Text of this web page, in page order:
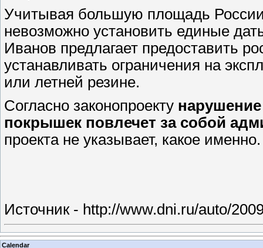
Учитывая большую площадь России
невозможно установить единые
Иванов предлагает предоставить
устанавливать ограничения на
или летней резине.
Согласно законопроекту
покрышек повлечет за собой
проекта не указывает, какое именно.
Источник - http://www.dni.ru/auto/
Calendar